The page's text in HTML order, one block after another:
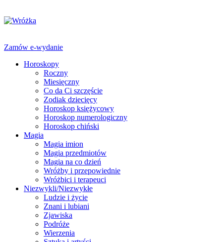
Zamów e-wydanie
Horoskopy
Roczny
Miesięczny
Co da Ci szczęście
Zodiak dziecięcy
Horoskop księżycowy
Horoskop numerologiczny
Horoskop chiński
Magia
Magia imion
Magia przedmiotów
Magia na co dzień
Wróżby i przepowiednie
Wróżbici i terapeuci
Niezwykli/Niezwykłe
Ludzie i życie
Znani i lubiani
Zjawiska
Podróże
Wierzenia